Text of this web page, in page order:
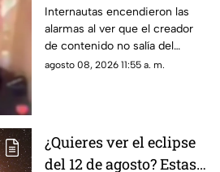
Influencer realiza
peligrosa hazaña
dentro de un tanque de
agua
Internautas encendieron las
alarmas al ver que el creador
de contenido no salía del
tanque de agua
agosto 08, 2026 11:55 a. m.
¿Quieres ver el eclipse
del 12 de agosto? Estas